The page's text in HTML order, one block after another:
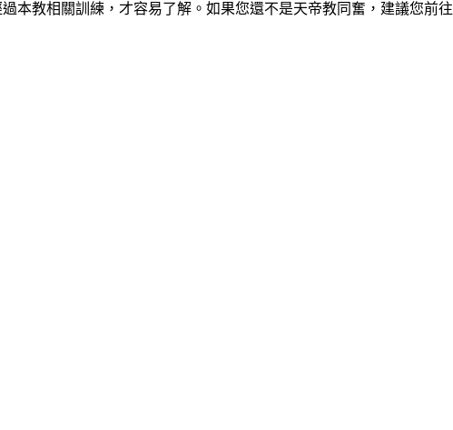
本教相關訓練，才容易了解。如果您還不是天帝教同奮，建議您前往